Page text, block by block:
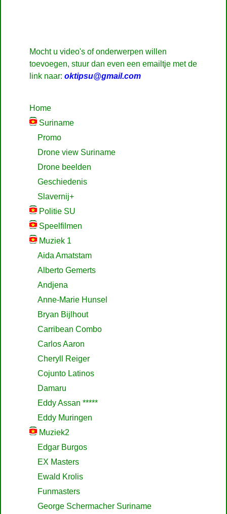
Mocht u video's of onderwerpen willen
toevoegen, stuur dan even een emailtje met de
link naar: oktipsu@gmail.com
Home
Suriname
Promo
Drone view Suriname
Drone beelden
Geschiedenis
Slavernij+
Politie SU
Speelfilmen
Muziek 1
Aida Amatstam
Alberto Gemerts
Andjena
Anne-Marie Hunsel
Bryan Bijlhout
Carribean Combo
Carlos Aaron
Cheryll Reiger
Cojunto Latinos
Damaru
Eddy Assan *****
Eddy Muringen
Muziek2
Edgar Burgos
EX Masters
Ewald Krolis
Funmasters
George Schermacher Suriname